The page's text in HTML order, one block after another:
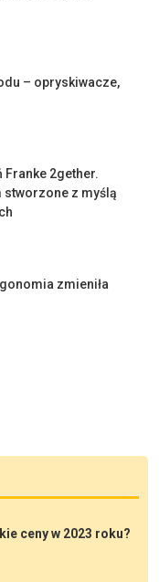
– opryskiwacze,
2gether.
stworzone z myślą
zmieniła
ceny w 2023 roku?